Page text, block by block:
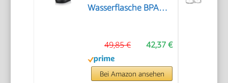
Wasserflasche BPA
kompatibel mit 60 l
CO2 Zylindern
42,37 €
49,85 €
Bei Amazon ansehen